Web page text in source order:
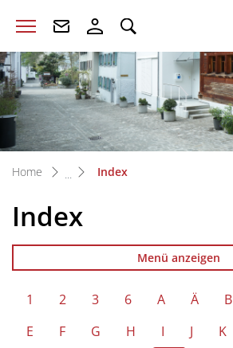
Home Index(ausgewählt)
Index
Menü anzeigen
1 2 3 6 A Ä B
E
F G H I J K